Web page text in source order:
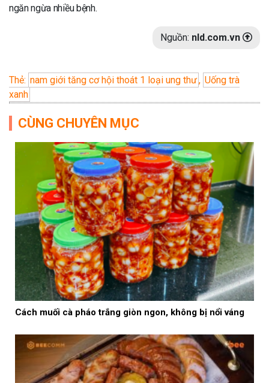
ngăn ngừa nhiều bệnh.
Nguồn: nld.com.vn
Thẻ: nam giới tăng cơ hội thoát 1 loại ung thư, Uống trà
xanh
CÙNG CHUYÊN MỤC
Cách muối cà pháo trắng giòn ngon, không bị nổi váng